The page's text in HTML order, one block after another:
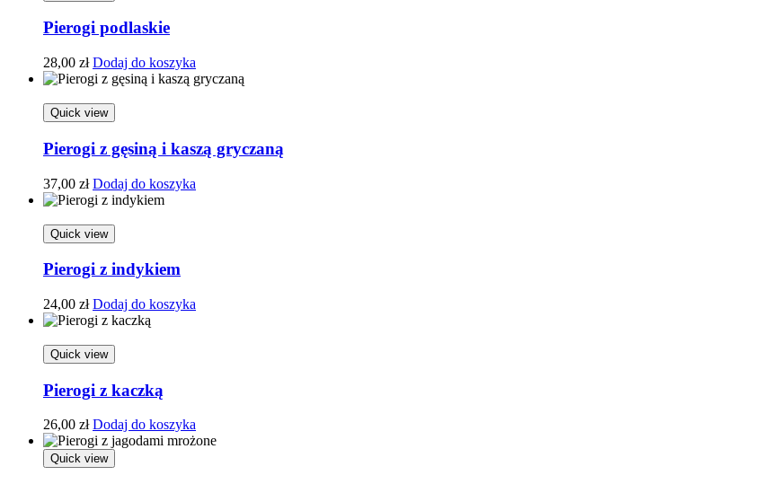
Pierogi podlaskie
28,00 zł Dodaj do koszyka
Quick view
Pierogi z gęsiną i kaszą gryczaną
37,00 zł Dodaj do koszyka
Quick view
Pierogi z indykiem
24,00 zł Dodaj do koszyka
Quick view
Pierogi z kaczką
26,00 zł Dodaj do koszyka
Quick view